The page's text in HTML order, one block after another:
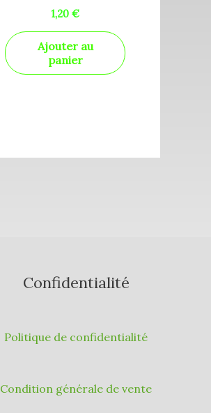
1,20€
Ajouter au
panier
Confidentialité
Politique de confidentialité
Condition générale de vente